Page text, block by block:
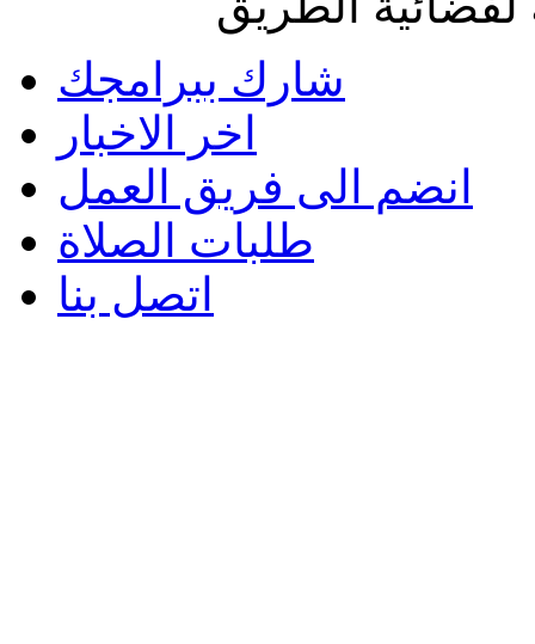
شارك ببرامجك
اخر الاخبار
انضم الى فريق العمل
طلبات الصلاة
اتصل بنا